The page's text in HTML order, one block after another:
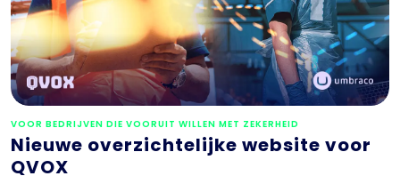
VOOR BEDRIJVEN DIE VOORUIT WILLEN MET ZEKERHEID
Nieuwe overzichtelijke website voor
QVOX